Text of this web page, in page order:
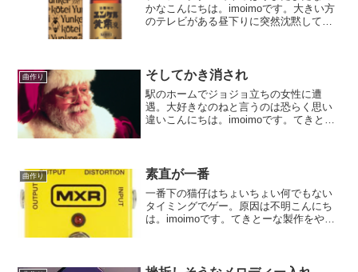
かなこんにちは。imoimoです。大きい方
のテレビがある昼下りに突然沈黙してか
が出まして。最近は...
曲作り そしてかき消され
駅のホームでジョジョ立ちの女性に遭
遇。大好きなのねと言うのは恐らく思い
違いこんにちは。imoimoです。てきとー
楽器群の他は残すと...
曲作り 素直が一番
一番下の猫仔はちょいちょい何でもない
タイミングでゲー。原因は不明こんにち
は。imoimoです。てきとーな製作をやっ